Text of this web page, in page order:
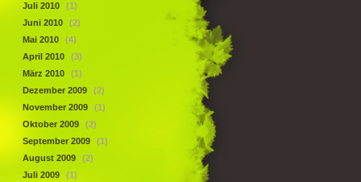
Juli 2010
(1)
Juni 2010
(2)
Mai 2010
(4)
April 2010
(3)
März 2010
(1)
Dezember 2009
(2)
November 2009
(1)
Oktober 2009
(2)
September 2009
(1)
August 2009
(2)
Juli 2009
(1)